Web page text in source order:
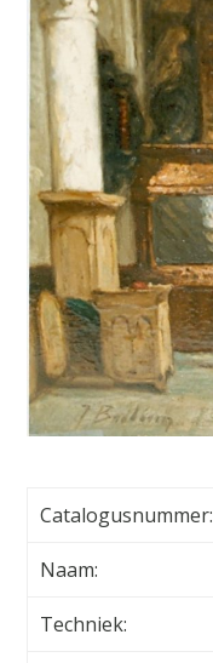
Catalogusnummer:
Naam:
Techniek: